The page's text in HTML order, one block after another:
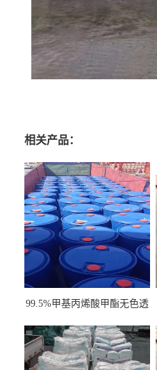
相关产品：
99.5%甲基丙烯酸甲酯无色透